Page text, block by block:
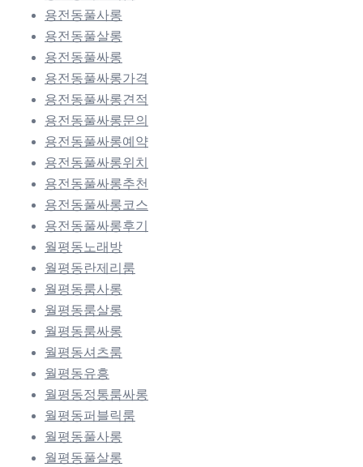
용전동풀사롱
용전동풀살롱
용전동풀싸롱
용전동풀싸롱가격
용전동풀싸롱견적
용전동풀싸롱문의
용전동풀싸롱예약
용전동풀싸롱위치
용전동풀싸롱추천
용전동풀싸롱코스
용전동풀싸롱후기
월평동노래방
월평동란제리룸
월평동룸사롱
월평동룸살롱
월평동룸싸롱
월평동셔츠룸
월평동유흥
월평동정통룸싸롱
월평동퍼블릭룸
월평동풀사롱
월평동풀살롱